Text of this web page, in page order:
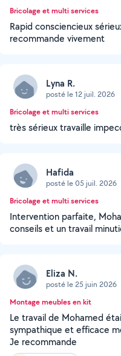
Bricolage et multi services
Rapid consciencieux
recommande vivement
Lyna R.
posté le 12 juil. 2026
Bricolage et multi services
très sérieux travaille
Hafida
posté le 05 juil. 2026
Bricolage et multi services
Intervention parfaite,
conseils et un travail
Eliza N.
posté le 25 juin 2026
Montage meubles en kit
Le travail de Mohamed
sympathique et efficace
Je recommande